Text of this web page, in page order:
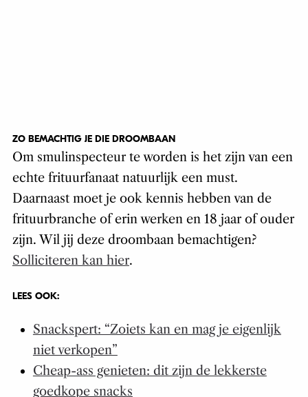
ZO BEMACHTIG JE DIE DROOMBAAN
Om smulinspecteur te worden is het zijn van een
echte frituurfanaat natuurlijk een must.
Daarnaast moet je ook kennis hebben van de
frituurbranche of erin werken en 18 jaar of ouder
zijn. Wil jij deze droombaan bemachtigen?
Solliciteren kan hier.
LEES OOK:
Snackspert: “Zoiets kan en mag je eigenlijk
niet verkopen”
Cheap-ass genieten: dit zijn de lekkerste
goedkope snacks